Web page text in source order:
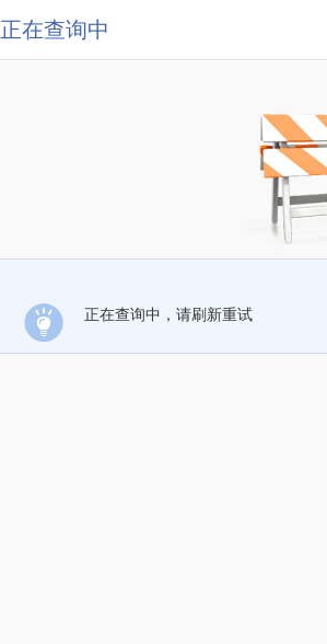
正在查询中
正在查询中，请刷新重试